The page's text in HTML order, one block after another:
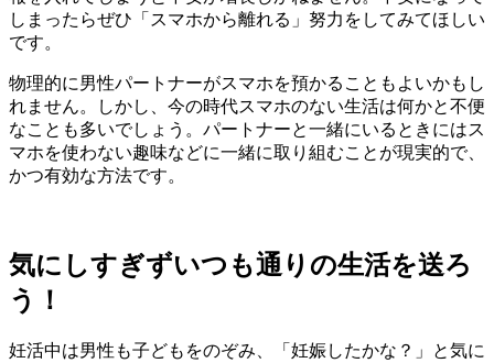
しまったらぜひ「スマホから離れる」努力をしてみてほしい
です。
物理的に男性パートナーがスマホを預かることもよいかもし
れません。しかし、今の時代スマホのない生活は何かと不便
なことも多いでしょう。パートナーと一緒にいるときにはス
マホを使わない趣味などに一緒に取り組むことが現実的で、
かつ有効な方法です。
気にしすぎずいつも通りの生活を送ろ
う！
妊活中は男性も子どもをのぞみ、「妊娠したかな？」と気に